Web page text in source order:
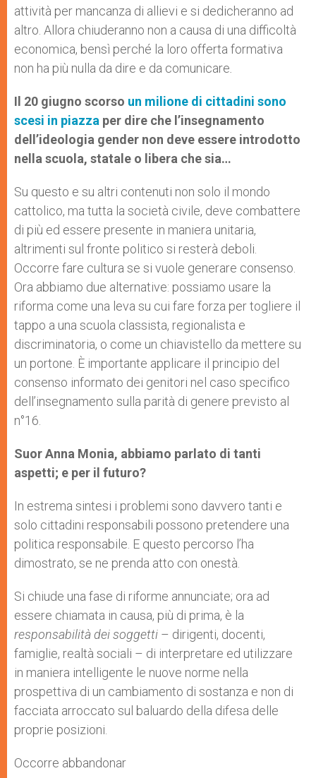
attività per mancanza di allievi e si dedicheranno ad
altro. Allora chiuderanno non a causa di una difficoltà
economica, bensì perché la loro offerta formativa
non ha più nulla da dire e da comunicare
Il 20 giugno scorso un milione di cittadini sono
scesi in piazza per dire che l’insegnamento
dell’ideologia gender non deve essere introdotto
nella scuola, statale o libera che sia…
Su questo e su altri contenuti non solo il mondo
cattolico, ma tutta la società civile, deve combattere
di più ed essere presente in maniera unitaria,
altrimenti sul fronte politico si resterà deboli.
Occorre fare cultura se si vuole generare consenso.
Ora abbiamo due alternative: possiamo usare la
riforma come una leva su cui fare forza per togliere il
tappo a una scuola classista, regionalista e
discriminatoria, o come un chiavistello da mettere su
un portone. È importante applicare il principio del
consenso informato dei genitori nel caso specifico
dell’insegnamento sulla parità di genere previsto al
n°16.
Suor Anna Monia, abbiamo parlato di tanti
aspetti; e per il futuro?
In estrema sintesi i problemi sono davvero tanti e
solo cittadini responsabili possono pretendere una
politica responsabile. E questo percorso l’ha
dimostrato, se ne prenda atto con onestà.
Si chiude una fase di riforme annunciate; ora ad
essere chiamata in causa, più di prima, è la
responsabilità dei soggetti – dirigenti, docenti,
famiglie, realtà sociali – di interpretare ed utilizzare
in maniera intelligente le nuove norme nella
prospettiva di un cambiamento di sostanza e non di
facciata arroccato sul baluardo della difesa delle
proprie posizioni.
Occorre abbandonar